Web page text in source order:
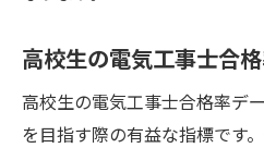
高校生の電気工事士合
高校生の電気工事士合格率デ
を目指す際の有益な指標です